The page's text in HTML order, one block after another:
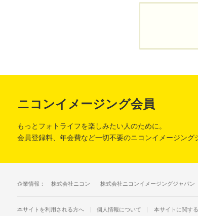
ニコンイメージング会員
もっとフォトライフを楽しみたい人のために。
会員登録料、年会費など一切不要のニコンイメージング
企業情報： 株式会社ニコン 株式会社ニコンイメージングジャパン
本サイトを利用される方へ 個人情報について 本サイトに関す